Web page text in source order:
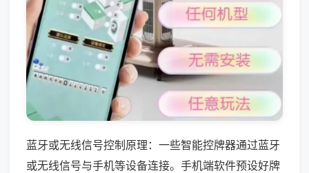
蓝牙或无线信号控制原理：一些智能控牌器通过蓝牙
或无线信号与手机等设备连接。手机端软件预设好牌